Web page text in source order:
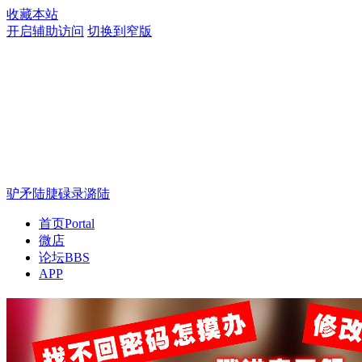
收藏本站
开启辅助访问 切换到窄版
驴矛陆脻碌录潞陆
首页Portal
微店
论坛BBS
APP